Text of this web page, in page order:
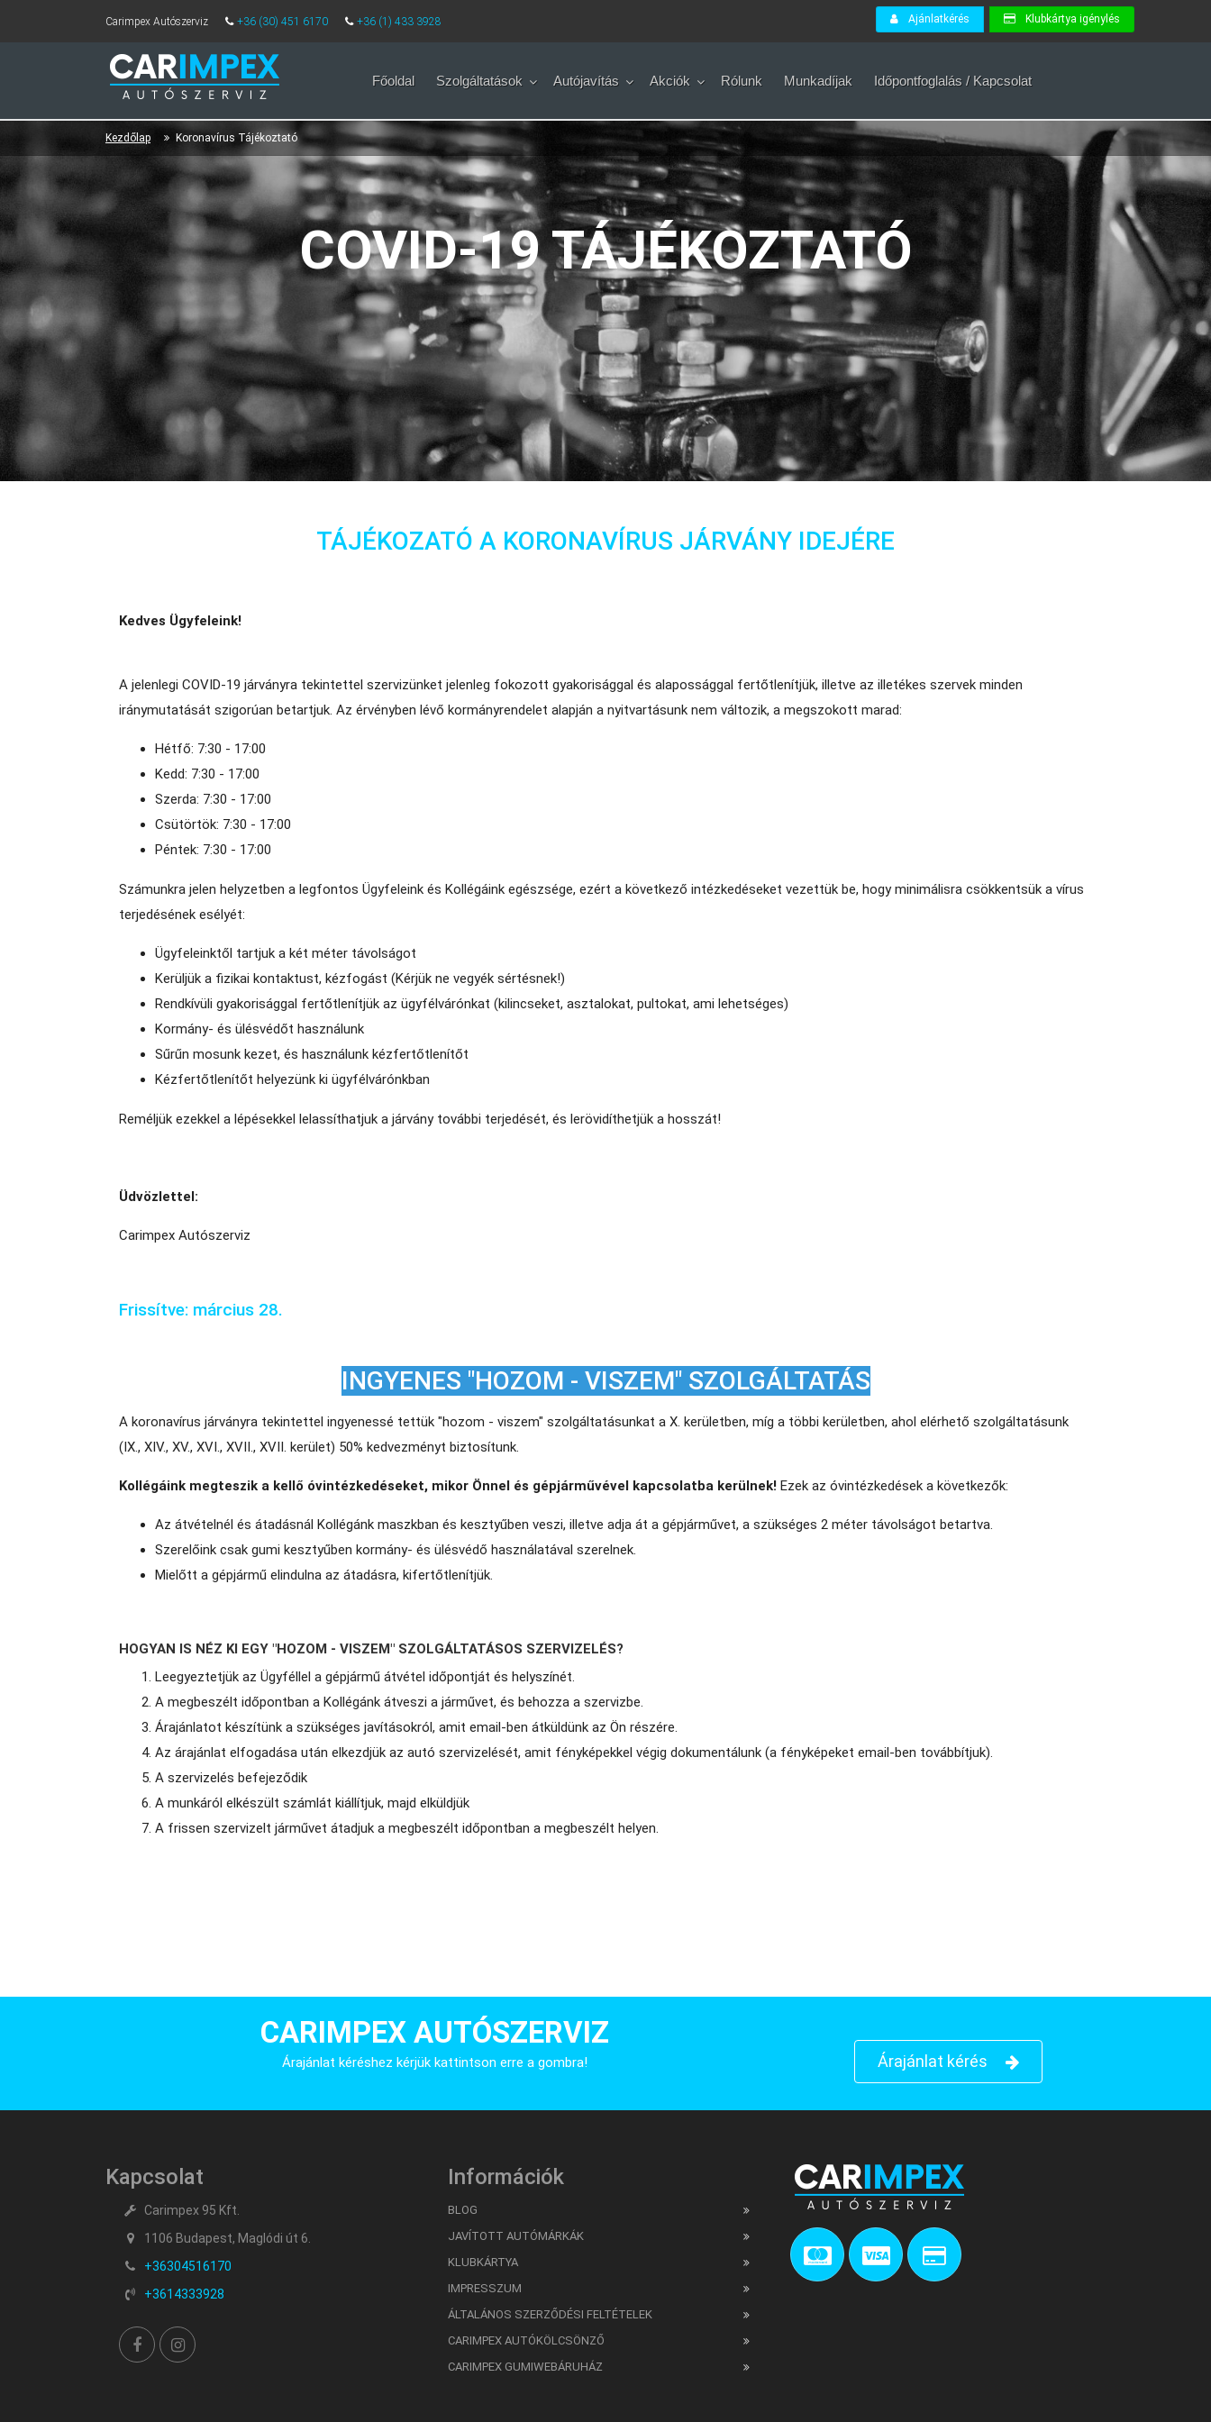
Carimpex Autószerviz +36 (30) 451 6170 +36 (1) 433 3928 Ajánlatkérés Klubkártya igénylés
Főoldal Szolgáltatások Autójavítás Akciók Rólunk Munkadíjak Időpontfoglalás / Kapcsolat
Kezdőlap Koronavírus Tájékoztató
COVID-19 TÁJÉKOZTATÓ
TÁJÉKOZATÓ A KORONAVÍRUS JÁRVÁNY IDEJÉRE
Kedves Ügyfeleink!
A jelenlegi COVID-19 járványra tekintettel szervizünket jelenleg fokozott gyakorisággal és alapossággal fertőtlenítjük, illetve az illetékes szervek minden
iránymutatását szigorúan betartjuk. Az érvényben lévő kormányrendelet alapján a nyitvartásunk nem változik, a megszokott marad:
Hétfő: 7:30 - 17:00
Kedd: 7:30 - 17:00
Szerda: 7:30 - 17:00
Csütörtök: 7:30 - 17:00
Péntek: 7:30 - 17:00
Számunkra jelen helyzetben a legfontos Ügyfeleink és Kollégáink egészsége, ezért a következő intézkedéseket vezettük be, hogy minimálisra csökkentsük a vírus
terjedésének esélyét:
Ügyfeleinktől tartjuk a két méter távolságot
Kerüljük a fizikai kontaktust, kézfogást (Kérjük ne vegyék sértésnek!)
Rendkívüli gyakorisággal fertőtlenítjük az ügyfélvárónkat (kilincseket, asztalokat, pultokat, ami lehetséges)
Kormány- és ülésvédőt használunk
Sűrűn mosunk kezet, és használunk kézfertőtlenítőt
Kézfertőtlenítőt helyezünk ki ügyfélvárónkban
Reméljük ezekkel a lépésekkel lelassíthatjuk a járvány további terjedését, és lerövidíthetjük a hosszát!
Üdvözlettel:
Carimpex Autószerviz
Frissítve: március 28.
INGYENES "HOZOM - VISZEM" SZOLGÁLTATÁS
A koronavírus járványra tekintettel ingyenessé tettük "hozom - viszem" szolgáltatásunkat a X. kerületben, míg a többi kerületben, ahol elérhető szolgáltatásunk
(IX., XIV., XV., XVI., XVII., XVII. kerület) 50% kedvezményt biztosítunk.
Kollégáink megteszik a kellő óvintézkedéseket, mikor Önnel és gépjárművével kapcsolatba kerülnek! Ezek az óvintézkedések a következők:
Az átvételnél és átadásnál Kollégánk maszkban és kesztyűben veszi, illetve adja át a gépjárművet, a szükséges 2 méter távolságot betartva.
Szerelőink csak gumi kesztyűben kormány- és ülésvédő használatával szerelnek.
Mielőtt a gépjármű elindulna az átadásra, kifertőtlenítjük.
HOGYAN IS NÉZ KI EGY "HOZOM - VISZEM" SZOLGÁLTATÁSOS SZERVIZELÉS?
Leegyeztetjük az Ügyféllel a gépjármű átvétel időpontját és helyszínét.
A megbeszélt időpontban a Kollégánk átveszi a járművet, és behozza a szervizbe.
Árajánlatot készítünk a szükséges javításokról, amit email-ben átküldünk az Ön részére.
Az árajánlat elfogadása után elkezdjük az autó szervizelését, amit fényképekkel végig dokumentálunk (a fényképeket email-ben továbbítjuk).
A szervizelés befejeződik
A munkáról elkészült számlát kiállítjuk, majd elküldjük
A frissen szervizelt járművet átadjuk a megbeszélt időpontban a megbeszélt helyen.
CARIMPEX AUTÓSZERVIZ
Árajánlat kéréshez kérjük kattintson erre a gombra! Árajánlat kérés
Kapcsolat
Carimpex 95 Kft.
1106 Budapest, Maglódi út 6.
+36304516170
+3614333928
Információk
BLOG
JAVÍTOTT AUTÓMÁRKÁK
KLUBKÁRTYA
IMPRESSZUM
ÁLTALÁNOS SZERZŐDÉSI FELTÉTELEK
CARIMPEX AUTÓKÖLCSÖNZŐ
CARIMPEX GUMIWEBÁRUHÁZ